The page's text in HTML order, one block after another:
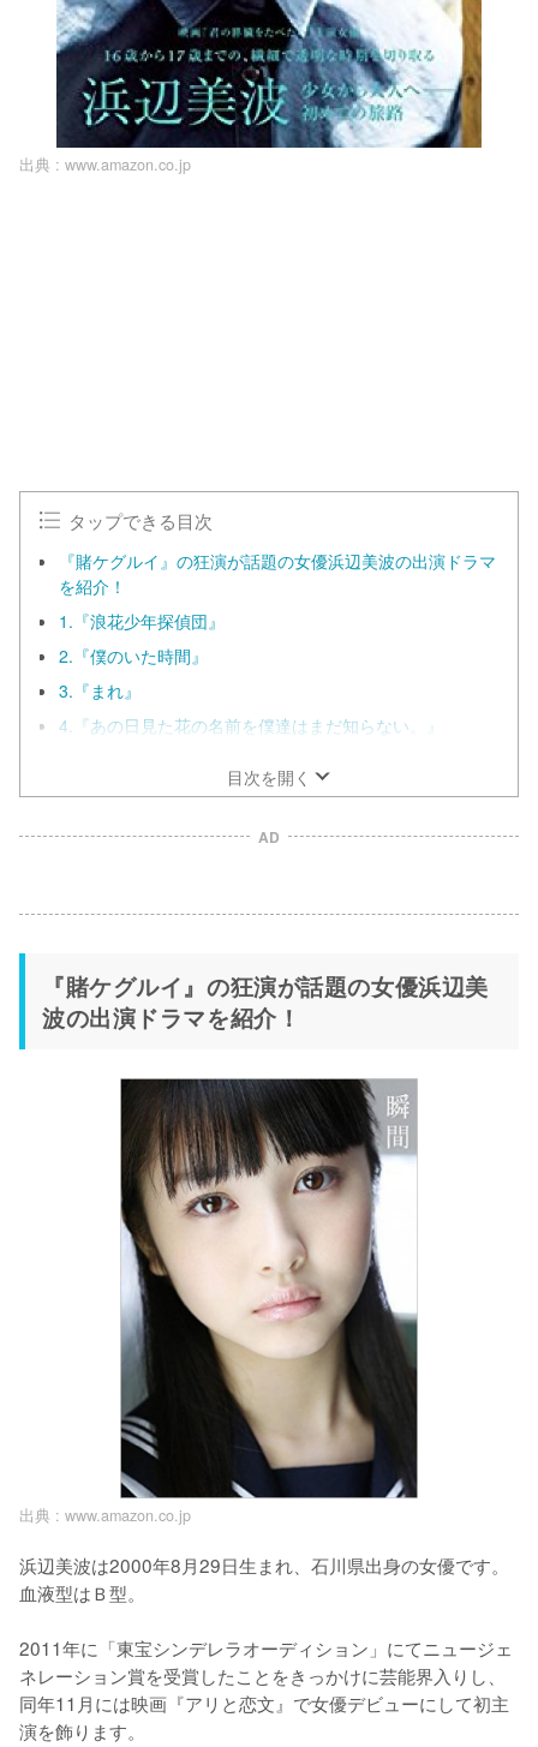
出典 : www.amazon.co.jp
タップできる目次
『賭ケグルイ』の狂演が話題の女優浜辺美波の出演ドラマ
を紹介！
1.『浪花少年探偵団』
2.『僕のいた時間』
3.『まれ』
4.『あの日見た花の名前を僕達はまだ知らない。』
目次を開く
AD
『賭ケグルイ』の狂演が話題の女優浜辺美
波の出演ドラマを紹介！
出典 : www.amazon.co.jp
浜辺美波は2000年8月29日生まれ、石川県出身の女優です。
血液型はＢ型。
2011年に「東宝シンデレラオーディション」にてニュージェ
ネレーション賞を受賞したことをきっかけに芸能界入りし、
同年11月には映画『アリと恋文』で女優デビューにして初主
演を飾ります。